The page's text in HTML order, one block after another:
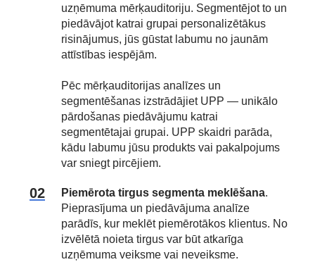
uzņēmuma mērķauditoriju. Segmentējot to un
piedāvājot katrai grupai personalizētākus
risinājumus, jūs gūstat labumu no jaunām
attīstības iespējām.
Pēc mērķauditorijas analīzes un
segmentēšanas izstrādājiet UPP — unikālo
pārdošanas piedāvājumu katrai
segmentētajai grupai. UPP skaidri parāda,
kādu labumu jūsu produkts vai pakalpojums
var sniegt pircējiem.
Piemērota tirgus segmenta meklēšana.
Pieprasījuma un piedāvājuma analīze
parādīs, kur meklēt piemērotākos klientus. No
izvēlētā noieta tirgus var būt atkarīga
uzņēmuma veiksme vai neveiksme.